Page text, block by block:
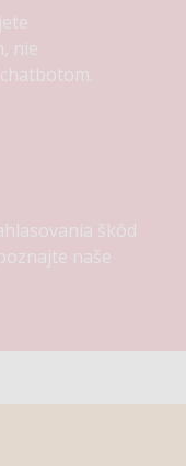
nie
škôd
naše